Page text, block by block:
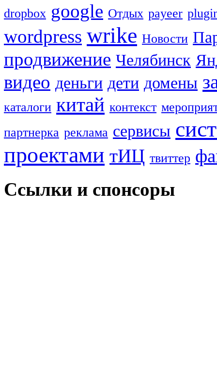
dropbox google Oтдых payeer
wordpress wrike Новости
продвижение Челябинск
видео деньги дети домены
каталоги китай контекст
партнерка реклама сервисы
проектами тИЦ твиттер
Ссылки и спонсоры